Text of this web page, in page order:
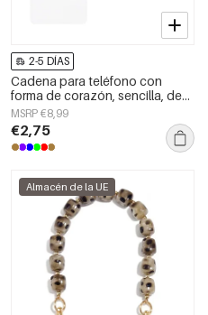
2-5 DÍAS
Cadena para teléfono con
forma de corazón, sencilla, de
acrílico, accesorio diario.
MSRP €8,99
€2,75
Almacén de la UE